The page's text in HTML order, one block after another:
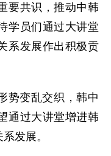
要共识，推动中韩
学员们通过大讲堂
系发展作出积极贡
势变乱交织，韩中
通过大讲堂增进韩
发展。